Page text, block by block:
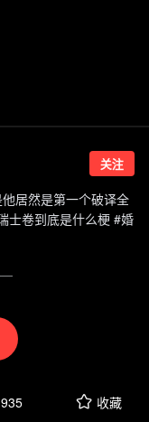
关注
居然是第一个破译全
士卷到底是什么梗 #婚
收藏